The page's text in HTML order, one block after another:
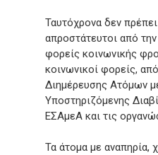
Ταυτόχρονα δεν
απροστάτευτοι από την
φορείς κοινωνικής
κοινωνικοί φορείς,
Διημέρευσης Ατόμων
Υποστηριζόμενης
ΕΣΑμεΑ και τις
Τα άτομα με αναπηρία,